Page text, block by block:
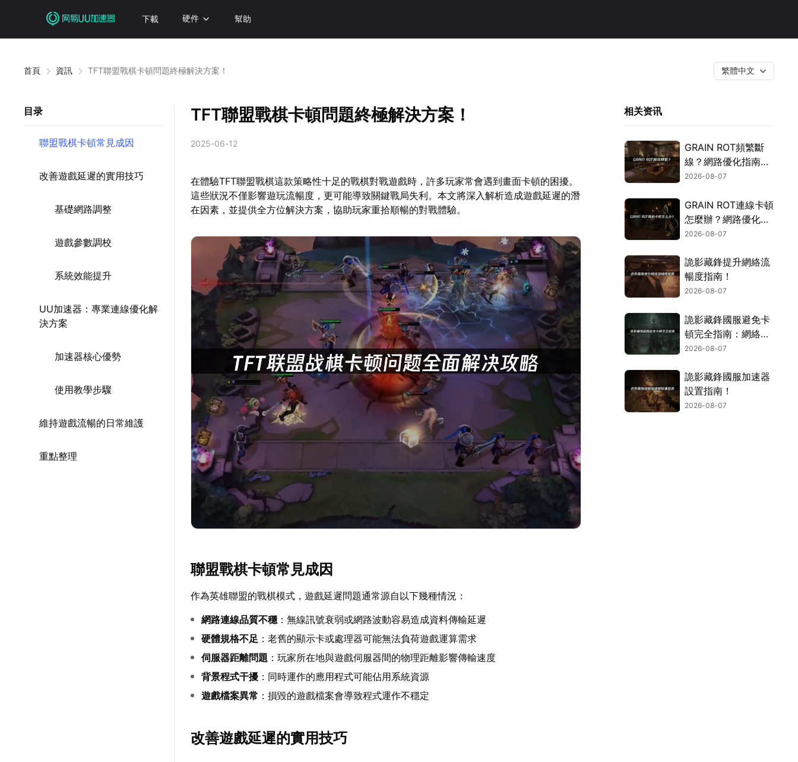
下載 硬件 幫助
首頁 資訊 TFT聯盟戰棋卡頓問題終極解決方案！ 繁體中文
目录
聯盟戰棋卡頓常見成因
改善遊戲延遲的實用技巧
基礎網路調整
遊戲參數調校
系統效能提升
UU加速器：專業連線優化解
決方案
加速器核心優勢
使用教學步驟
維持遊戲流暢的日常維護
重點整理
TFT聯盟戰棋卡頓問題終極解決方案！
2025-06-12
在體驗TFT聯盟戰棋這款策略性十足的戰棋對戰遊戲時，許多玩家常會遇到畫面卡頓的困擾。
這些狀況不僅影響遊玩流暢度，更可能導致關鍵戰局失利。本文將深入解析造成遊戲延遲的潛
在因素，並提供全方位解決方案，協助玩家重拾順暢的對戰體驗。
聯盟戰棋卡頓常見成因
作為英雄聯盟的戰棋模式，遊戲延遲問題通常源自以下幾種情況：
網路連線品質不穩 ：無線訊號衰弱或網路波動容易造成資料傳輸延遲
硬體規格不足 ：老舊的顯示卡或處理器可能無法負荷遊戲運算需求
伺服器距離問題 ：玩家所在地與遊戲伺服器間的物理距離影響傳輸速度
背景程式干擾 ：同時運作的應用程式可能佔用系統資源
遊戲檔案異常 ：損毀的遊戲檔案會導致程式運作不穩定
改善遊戲延遲的實用技巧
相关资讯
GRAIN ROT頻繁斷
線？網路優化指南一
次搞定！
2026-08-07
GRAIN ROT連線卡頓
怎麼辦？網路優化這
樣解決！
2026-08-07
詭影藏鋒提升網絡流
暢度指南！
2026-08-07
詭影藏鋒國服避免卡
頓完全指南：網絡優
化與解決技巧！
2026-08-07
詭影藏鋒國服加速器
設置指南！
2026-08-07